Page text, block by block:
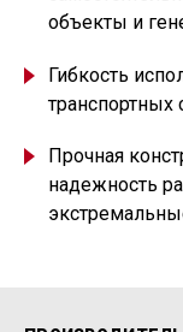
объекты и
Гибкость
транспортных
Прочная
надежность